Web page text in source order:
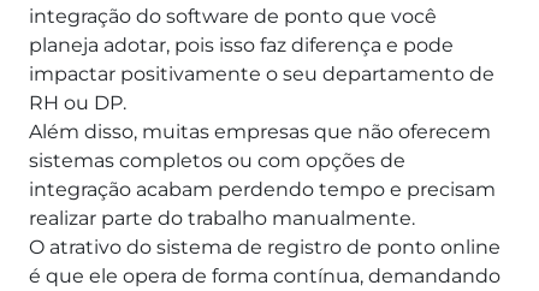
integração do software de ponto que você
planeja adotar, pois isso faz diferença e pode
impactar positivamente o seu departamento de
RH ou DP.
Além disso, muitas empresas que não oferecem
sistemas completos ou com opções de
integração acabam perdendo tempo e precisam
realizar parte do trabalho manualmente.
O atrativo do sistema de registro de ponto online
é que ele opera de forma contínua, demandando